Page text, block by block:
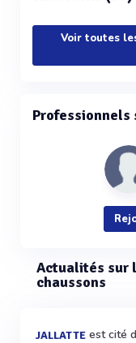
Voir toutes
Professionnels
Actualités sur
chaussons
JALLATTE est cité